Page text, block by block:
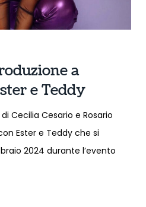
a
e Teddy
Cecilia Cesario e Rosario
Ester e Teddy che si
2024 durante l’evento